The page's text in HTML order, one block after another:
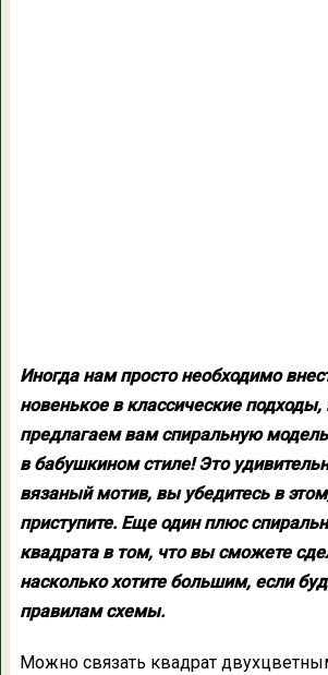
Иногда нам просто необходимо
новенькое в классические подходы,
предлагаем вам спиральную
в бабушкином стиле! Это
вязаный мотив, вы убедитесь в
приступите. Еще один плюс
квадрата в том, что вы сможете
насколько хотите большим, если
правилам схемы.
Можно связать квадрат